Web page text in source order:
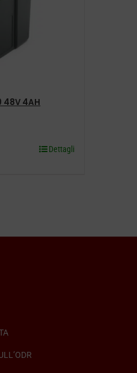
48V 4AH
Dettagli